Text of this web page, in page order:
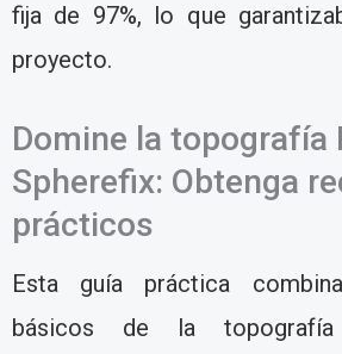
fija de 97%, lo que
proyecto.
Domine la topografía
Spherefix: Obtenga
prácticos
Esta guía práctica
básicos de la